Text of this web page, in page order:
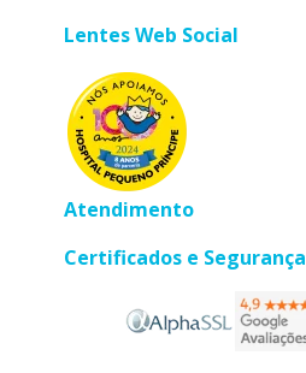
Lentes Web Social
Atendimento
Certificados e Segurança